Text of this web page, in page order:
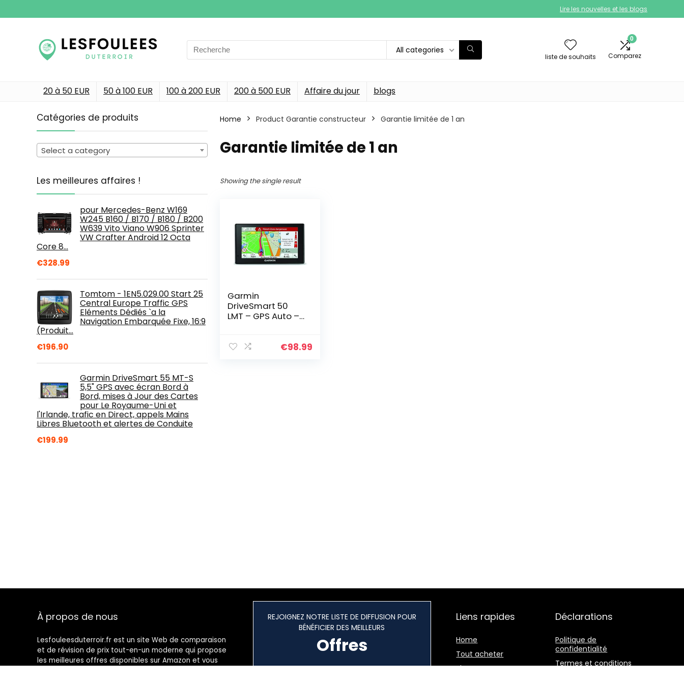
Lire les nouvelles et les blogs
Search
for:
All categories
liste de souhaits
0
Comparez
20 à 50 EUR 50 à 100 EUR 100 à 200 EUR 200 à 500 EUR Affaire du jour blogs
Catégories de produits
Select a category
Les meilleures affaires !
pour Mercedes-Benz W169
W245 B160 / B170 / B180 / B200
W639 Vito Viano W906 Sprinter
VW Crafter Android 12 Octa
Core 8…
€328.99
Tomtom - 1EN5.029.00 Start 25
Central Europe Traffic GPS
Eléments Dédiés `a la
Navigation Embarquée Fixe, 16:9
(Produit…
€196.90
Garmin DriveSmart 55 MT-S
5,5" GPS avec écran Bord à
Bord, mises à Jour des Cartes
pour Le Royaume-Uni et
l'Irlande, trafic en Direct, appels Mains
Libres Bluetooth et alertes de Conduite
€199.99
Home Product Garantie constructeur ‎Garantie limitée de 1 an
‎Garantie limitée de 1 an
Showing the single result
Garmin
DriveSmart 50
LMT – GPS Auto –
Cartes, Trafic,
€98.99
À propos de nous
Lesfouleesduterroir.fr est un site Web de comparaison
et de révision de prix tout-en-un moderne qui propose
les meilleures offres disponibles sur Amazon et vous
REJOIGNEZ NOTRE LISTE DE DIFFUSION POUR
BÉNÉFICIER DES MEILLEURS
Offres
Liens rapides
Home
Tout acheter
Blogs
Déclarations
Politique de
confidentialité
Termes et conditions